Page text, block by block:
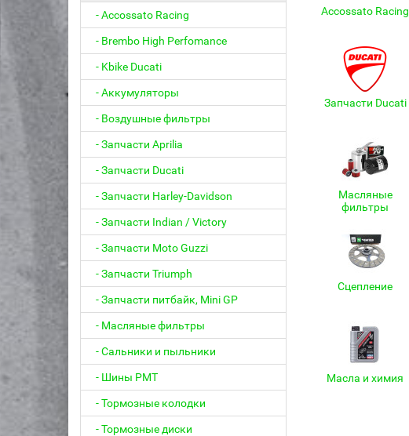
- Accossato Racing
- Brembo High Perfomance
- Kbike Ducati
- Аккумуляторы
- Воздушные фильтры
- Запчасти Aprilia
- Запчасти Ducati
- Запчасти Harley-Davidson
- Запчасти Indian / Victory
- Запчасти Moto Guzzi
- Запчасти Triumph
- Запчасти питбайк, Mini GP
- Масляные фильтры
- Сальники и пыльники
- Шины PMT
- Тормозные колодки
- Тормозные диски
Accossato Racing
Запчасти Ducati
Масляные
фильтры
Сцепление
Масла и химия